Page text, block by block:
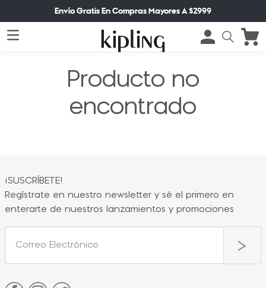
Envío Gratis En Compras Mayores A $2999
Producto no
encontrado
¡SUSCRÍBETE!
Regístrate en nuestro newsletter y sé el primero en
enterarte de nuestros lanzamientos y promociones